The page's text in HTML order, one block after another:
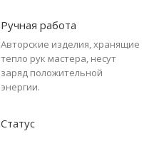
Ручная работа
Авторские изделия, хранящие
тепло рук мастера, несут
заряд положительной
энергии.
Статус